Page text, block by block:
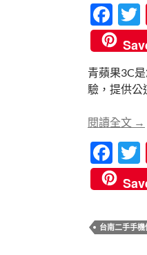
F
ac
e
b
o
o
k
青蘋果3C
驗，提供公
閱讀全文 →
F
ac
e
b
o
台南二手手機